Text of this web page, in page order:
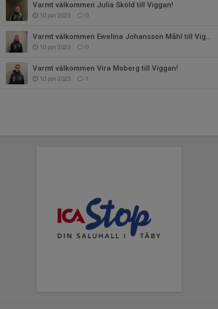
Varmt välkommen Julia Sköld till Viggan!
10 jan 2023 0
Varmt välkommen Ewelina Johansson Måhl till Viggan
10 jan 2023 0
Varmt välkommen Vira Moberg till Viggan!
10 jan 2023 1